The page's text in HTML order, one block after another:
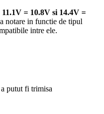
11.1V = 10.8V si 14.4V =
notare in functie de tipul
intre ele.
putut fi trimisa